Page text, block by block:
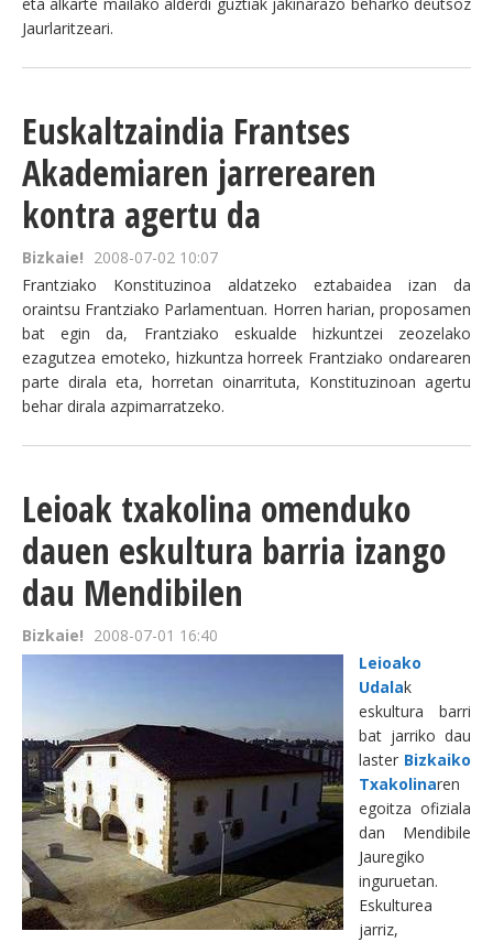
Jaurlaritzeari.
Euskaltzaindia Frantses
Akademiaren jarrerearen
kontra agertu da
Bizkaie! 2008-07-02 10:07
Frantziako Konstituzinoa aldatzeko eztabaidea izan da
oraintsu Frantziako Parlamentuan. Horren harian, proposamen
bat egin da, Frantziako eskualde hizkuntzei zeozelako
ezagutzea emoteko, hizkuntza horreek Frantziako ondarearen
parte dirala eta, horretan oinarrituta, Konstituzinoan agertu
behar dirala azpimarratzeko.
Leioak txakolina omenduko
dauen eskultura barria izango
dau Mendibilen
Bizkaie! 2008-07-01 16:40
Leioako
Udalak
eskultura barri
bat jarriko dau
laster Bizkaiko
Txakolinaren
egoitza ofiziala
dan Mendibile
Jauregiko
inguruetan.
Eskulturea
jarriz,